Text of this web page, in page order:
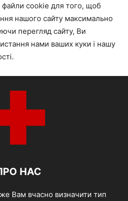
файли cookie для того, щоб
нашого сайту максимально
перегляд сайту, Ви
нами ваших куки і нашу
НАС
Вам вчасно визначити тип